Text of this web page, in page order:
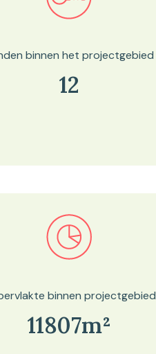
Bekijk in onze kaartviewer
binnen het projectgebied
12
Bekijk in onze kaartviewer
binnen projectgebied
11807m²